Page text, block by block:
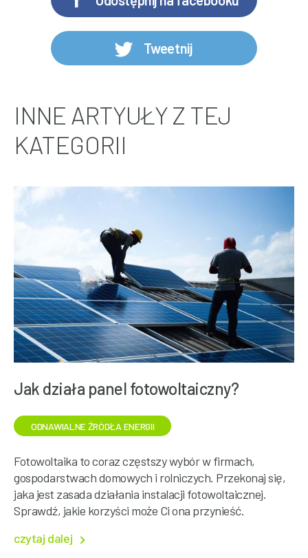
Tweetnij
INNE ARTYUŁY Z TEJ
KATEGORII
Jak działa panel fotowoltaiczny?
ODNAWIALNE ŹRÓDŁA ENERGII
Fotowoltaika to coraz częstszy wybór w firmach,
gospodarstwach domowych i rolniczych. Przekonaj się,
jaka jest zasada działania instalacji fotowoltaicznej.
Sprawdź, jakie korzyści może Ci ona przynieść.
czytaj dalej